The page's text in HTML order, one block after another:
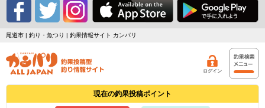
尾道市 | 釣り・魚つり | 釣果情報サイト カンパリ
ログイン
現在の釣果投稿ポイント